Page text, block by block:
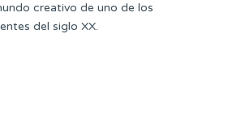
creativo de uno de los
del siglo XX.